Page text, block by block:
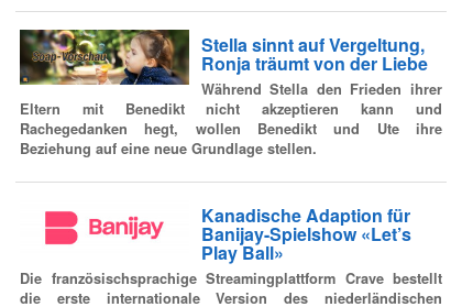
Stella sinnt auf Vergeltung,
Ronja träumt von der Liebe
Während Stella den Frieden ihrer
Eltern mit Benedikt nicht akzeptieren kann und
Rachegedanken hegt, wollen Benedikt und Ute ihre
Beziehung auf eine neue Grundlage stellen.
Kanadische Adaption für
Banijay-Spielshow «Let’s
Play Ball»
Die französischsprachige Streamingplattform Crave bestellt
die erste internationale Version des niederländischen